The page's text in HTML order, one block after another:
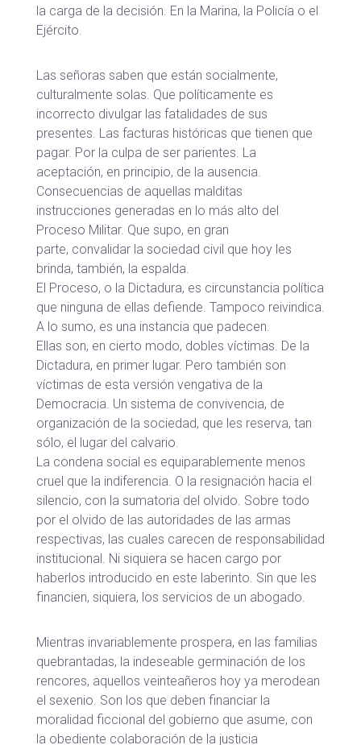
la carga de la decisión. En la Marina, la Policía o el
Ejército.
Las señoras saben que están socialmente,
culturalmente solas. Que políticamente es
incorrecto divulgar las fatalidades de sus
presentes. Las facturas históricas que tienen que
pagar. Por la culpa de ser parientes. La
aceptación, en principio, de la ausencia.
Consecuencias de aquellas malditas
instrucciones generadas en lo más alto del
Proceso Militar. Que supo, en gran
parte, convalidar la sociedad civil que hoy les
brinda, también, la espalda.
El Proceso, o la Dictadura, es circunstancia política
que ninguna de ellas defiende. Tampoco reivindica.
A lo sumo, es una instancia que padecen.
Ellas son, en cierto modo, dobles víctimas. De la
Dictadura, en primer lugar. Pero también son
víctimas de esta versión vengativa de la
Democracia. Un sistema de convivencia, de
organización de la sociedad, que les reserva, tan
sólo, el lugar del calvario.
La condena social es equiparablemente menos
cruel que la indiferencia. O la resignación hacia el
silencio, con la sumatoria del olvido. Sobre todo
por el olvido de las autoridades de las armas
respectivas, las cuales carecen de responsabilidad
institucional. Ni siquiera se hacen cargo por
haberlos introducido en este laberinto. Sin que les
financien, siquiera, los servicios de un abogado.
Mientras invariablemente prospera, en las familias
quebrantadas, la indeseable germinación de los
rencores, aquellos veinteañeros hoy ya merodean
el sexenio. Son los que deben financiar la
moralidad ficcional del gobierno que asume, con
la obediente colaboración de la justicia